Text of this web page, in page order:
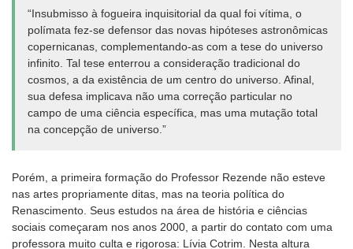
“Insubmisso à fogueira inquisitorial da qual foi vítima, o
polímata fez-se defensor das novas hipóteses astronômicas
copernicanas, complementando-as com a tese do universo
infinito. Tal tese enterrou a consideração tradicional do
cosmos, a da existência de um centro do universo. Afinal,
sua defesa implicava não uma correção particular no
campo de uma ciência específica, mas uma mutação total
na concepção de universo.”
Porém, a primeira formação do Professor Rezende não esteve
nas artes propriamente ditas, mas na teoria política do
Renascimento. Seus estudos na área de história e ciências
sociais começaram nos anos 2000, a partir do contato com uma
professora muito culta e rigorosa: Lívia Cotrim. Nesta altura